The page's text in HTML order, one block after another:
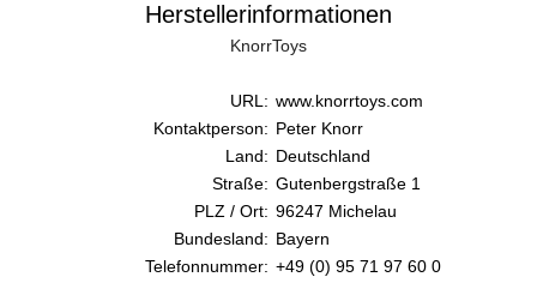
Herstellerinformationen
KnorrToys
URL: www.knorrtoys.com
Kontaktperson: Peter Knorr
Land: Deutschland
Straße: Gutenbergstraße 1
PLZ / Ort: 96247 Michelau
Bundesland: Bayern
Telefonnummer: +49 (0) 95 71 97 60 0